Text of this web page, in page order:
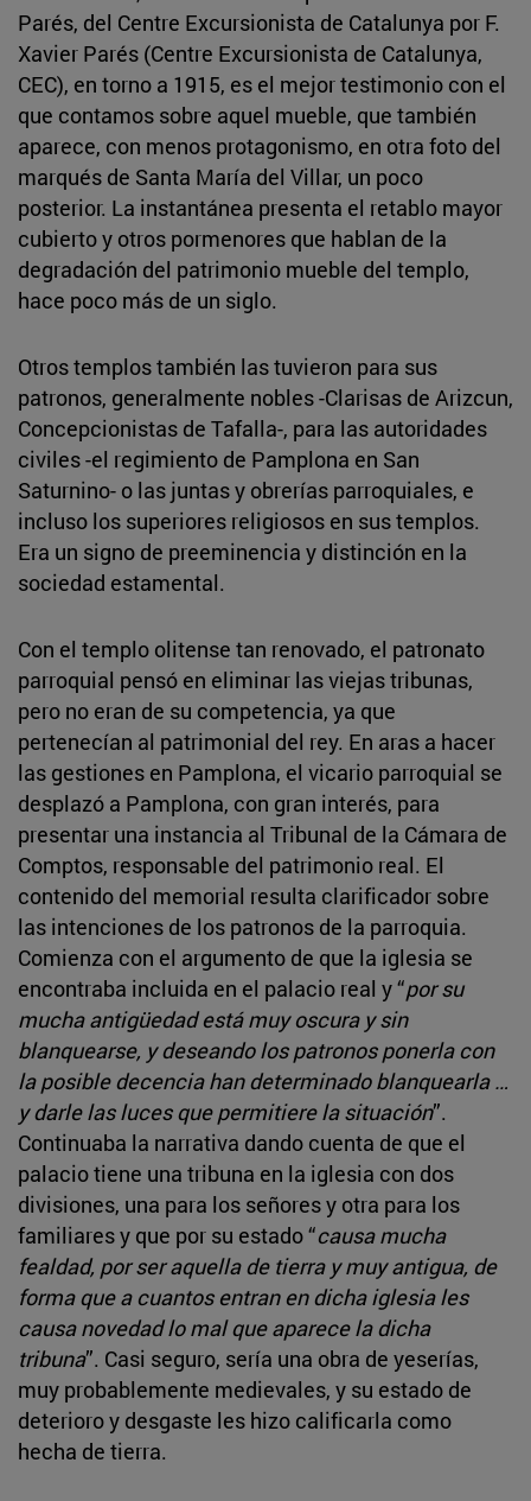
Parés, del Centre Excursionista de Catalunya por F.
Xavier Parés (Centre Excursionista de Catalunya,
CEC), en torno a 1915, es el mejor testimonio con el
que contamos sobre aquel mueble, que también
aparece, con menos protagonismo, en otra foto del
marqués de Santa María del Villar, un poco
posterior. La instantánea presenta el retablo mayor
cubierto y otros pormenores que hablan de la
degradación del patrimonio mueble del templo,
hace poco más de un siglo.
Otros templos también las tuvieron para sus
patronos, generalmente nobles -Clarisas de Arizcun,
Concepcionistas de Tafalla-, para las autoridades
civiles -el regimiento de Pamplona en San
Saturnino- o las juntas y obrerías parroquiales, e
incluso los superiores religiosos en sus templos.
Era un signo de preeminencia y distinción en la
sociedad estamental.
Con el templo olitense tan renovado, el patronato
parroquial pensó en eliminar las viejas tribunas,
pero no eran de su competencia, ya que
pertenecían al patrimonial del rey. En aras a hacer
las gestiones en Pamplona, el vicario parroquial se
desplazó a Pamplona, con gran interés, para
presentar una instancia al Tribunal de la Cámara de
Comptos, responsable del patrimonio real. El
contenido del memorial resulta clarificador sobre
las intenciones de los patronos de la parroquia.
Comienza con el argumento de que la iglesia se
encontraba incluida en el palacio real y “por su
mucha antigüedad está muy oscura y sin
blanquearse, y deseando los patronos ponerla con
la posible decencia han determinado blanquearla …
y darle las luces que permitiere la situación”.
Continuaba la narrativa dando cuenta de que el
palacio tiene una tribuna en la iglesia con dos
divisiones, una para los señores y otra para los
familiares y que por su estado “causa mucha
fealdad, por ser aquella de tierra y muy antigua, de
forma que a cuantos entran en dicha iglesia les
causa novedad lo mal que aparece la dicha
tribuna”. Casi seguro, sería una obra de yeserías,
muy probablemente medievales, y su estado de
deterioro y desgaste les hizo calificarla como
hecha de tierra.